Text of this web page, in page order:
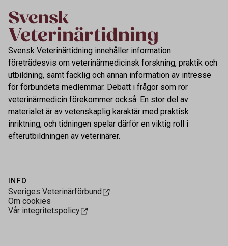
Svensk Veterinärtidning innehåller information
företrädesvis om veterinärmedicinsk forskning, praktik och
utbildning, samt facklig och annan information av intresse
för förbundets medlemmar. Debatt i frågor som rör
veterinärmedicin förekommer också. En stor del av
materialet är av vetenskaplig karaktär med praktisk
inriktning, och tidningen spelar därför en viktig roll i
efterutbildningen av veterinärer.
INFO
Sveriges Veterinärförbund
Om cookies
Vår integritetspolicy